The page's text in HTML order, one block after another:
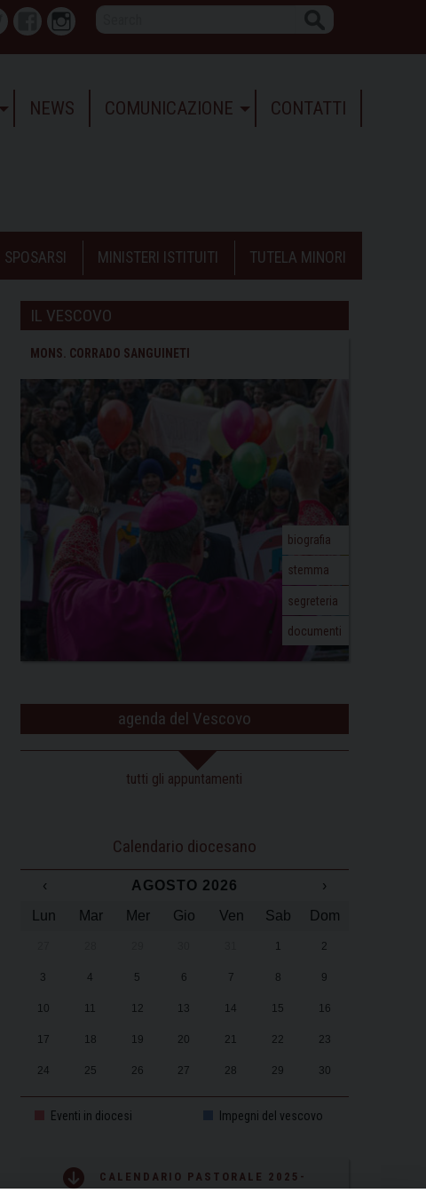
Twitter FacebookInstagram
NEWS COMUNICAZIONE CONTATTI
SPOSARSI MINISTERI ISTITUITI TUTELA MINORI
IL VESCOVO
MONS. CORRADO SANGUINETI
biografia
stemma
segreteria
documenti
agenda del Vescovo
tutti gli appuntamenti
Calendario diocesano
‹ AGOSTO 2026
›
Lun
Mar Mer Gio Ven Sab Dom
1 2
3 4 5 6 7 8 9
10 11 12 13 14 15 16
17 18 19 20 21 22 23
24 25 26 27 28 29 30
Eventi in diocesi Impegni del vescovo
CALENDARIO PASTORALE 2025-